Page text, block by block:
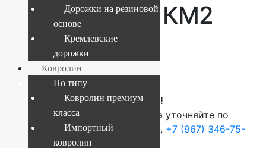
Messalina 99 КМ2
Артикул:0d77b50f8cc4
ВНИМАНИЕ!
О наличие и стоимости товара уточняйте по
телефонам:+7 (812) 377-09-32 , +7 (967) 346-75-
Дорожки на резиновой
основе
Кремлевские
дорожки
Ковролин
По типу
Ковролин премиум
класса
Импортный
ковролин